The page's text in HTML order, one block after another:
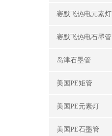
赛默飞热电元素灯
赛默飞热电石墨管
岛津石墨管
美国PE矩管
美国PE元素灯
美国PE石墨管